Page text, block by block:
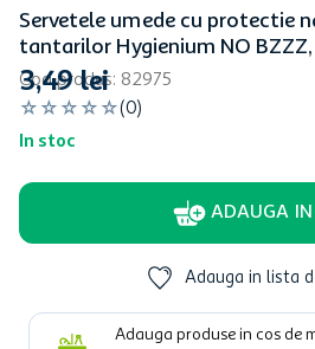
Servetele umede cu protectie
tantarilor Hygienium NO
Cod produs: 82975
☆ ☆ ☆ ☆ ☆(0)
In stoc
3,49 lei
ADAUGA IN
Adauga in lista
Adauga produse in cos de